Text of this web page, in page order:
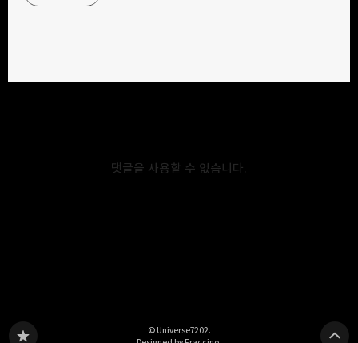
댓글을 사용할 수 없습니다.
22: Checked report. 2021-12-22: Verified a vulnerability and
© Universe7202.